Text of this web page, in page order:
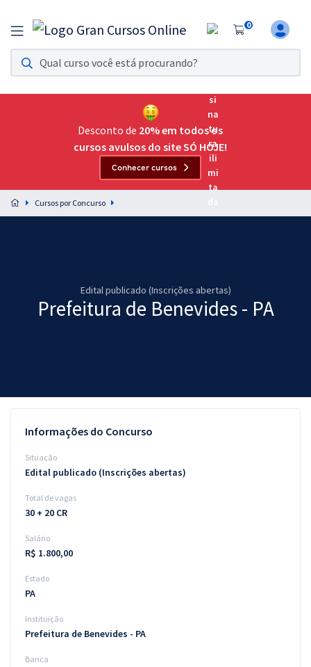
0
Assinatura Ilimitada 11
Acesso a todos os cursos. Teste grátis por 7 dias!
Assinatura OAB Até Passar
Acesso ilimitado a toda preparação para o Exame da
Preparação completa e intensiva para as principais
residências em saúde do Brasil
Questões grátis
Blog
Aprovados
Atendimento
Desconto de 20% em todos os
cursos avulsos do site SÓ HOJE!
Conhecer cursos
Cursos por Concurso
Edital publicado (Inscrições abertas)
Prefeitura de Benevides - PA
Informações do Concurso
Situação
Edital publicado (Inscrições abertas)
Total de vagas
30 + 20 CR
Salário
R$ 1.800,00
Estado
PA
Instituição
Prefeitura de Benevides - PA
Banca